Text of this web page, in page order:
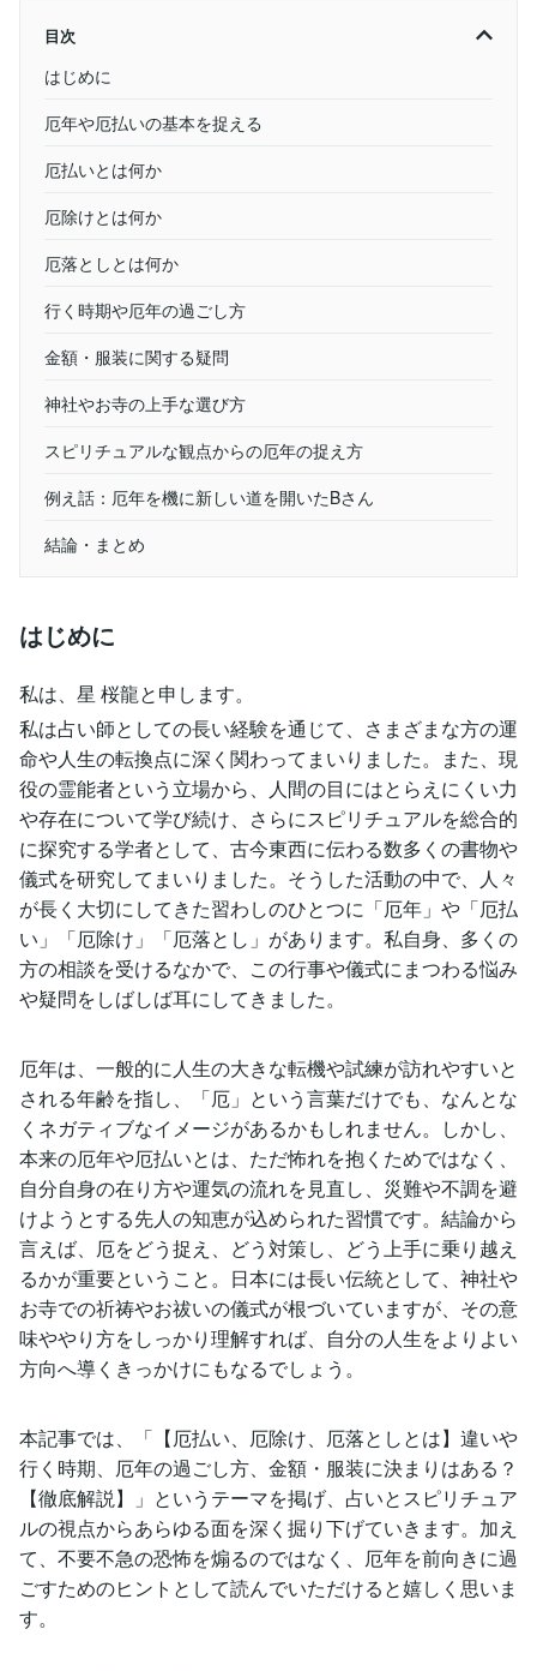
目次
はじめに
厄年や厄払いの基本を捉える
厄払いとは何か
厄除けとは何か
厄落としとは何か
行く時期や厄年の過ごし方
金額・服装に関する疑問
神社やお寺の上手な選び方
スピリチュアルな観点からの厄年の捉え方
例え話：厄年を機に新しい道を開いたBさん
結論・まとめ
はじめに
私は、星 桜龍と申します。
私は占い師としての長い経験を通じて、さまざまな方の運
命や人生の転換点に深く関わってまいりました。また、現
役の霊能者という立場から、人間の目にはとらえにくい力
や存在について学び続け、さらにスピリチュアルを総合的
に探究する学者として、古今東西に伝わる数多くの書物や
儀式を研究してまいりました。そうした活動の中で、人々
が長く大切にしてきた習わしのひとつに「厄年」や「厄払
い」「厄除け」「厄落とし」があります。私自身、多くの
方の相談を受けるなかで、この行事や儀式にまつわる悩み
や疑問をしばしば耳にしてきました。
厄年は、一般的に人生の大きな転機や試練が訪れやすいと
される年齢を指し、「厄」という言葉だけでも、なんとな
くネガティブなイメージがあるかもしれません。しかし、
本来の厄年や厄払いとは、ただ怖れを抱くためではなく、
自分自身の在り方や運気の流れを見直し、災難や不調を避
けようとする先人の知恵が込められた習慣です。結論から
言えば、厄をどう捉え、どう対策し、どう上手に乗り越え
るかが重要ということ。日本には長い伝統として、神社や
お寺での祈祷やお祓いの儀式が根づいていますが、その意
味ややり方をしっかり理解すれば、自分の人生をよりよい
方向へ導くきっかけにもなるでしょう。
本記事では、「【厄払い、厄除け、厄落としとは】違いや
行く時期、厄年の過ごし方、金額・服装に決まりはある？
【徹底解説】」というテーマを掲げ、占いとスピリチュア
ルの視点からあらゆる面を深く掘り下げていきます。加え
て、不要不急の恐怖を煽るのではなく、厄年を前向きに過
ごすためのヒントとして読んでいただけると嬉しく思いま
す。